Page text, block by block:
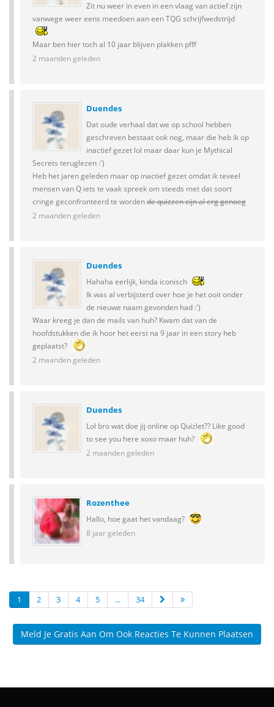
Zit nu weer in even in een vlaag van actief zijn
vanwege weer eens meedoen aan een TQG schrijfwedstrijd
Maar ben hier toch al 10 jaar blijven plakken pfff
2 maanden geleden
Duendes
Dat oude verhaal dat we op school hebben
geschreven bestaat ook nog, maar die heb ik op
inactief gezet lol maar daar kun je Mythical
Secrets teruglezen :')
Heb het jaren geleden maar op inactief gezet omdat ik teveel
mensen van Q iets te vaak spreek om steeds met dat soort
cringe geconfronteerd te wordende quizzen zijn al erg genoeg
2 maanden geleden
Duendes
Hahaha eerlijk, kinda iconisch
Ik was al verbijsterd over hoe je het ooit onder
de nieuwe naam gevonden had :')
Waar kreeg je dan de mails van huh? Kwam dat van de
hoofdstukken die ik hoor het eerst na 9 jaar in een story heb
geplaatst?
2 maanden geleden
Duendes
Lol bro wat doe jij online op Quizlet?? Like good
to see you here xoxo maar huh?
2 maanden geleden
Rozenthee
Hallo, hoe gaat het vandaag?
8 jaar geleden
1 2 3 4 5 ... 34
Meld Je Gratis Aan Om Ook Reacties Te Kunnen Plaatsen